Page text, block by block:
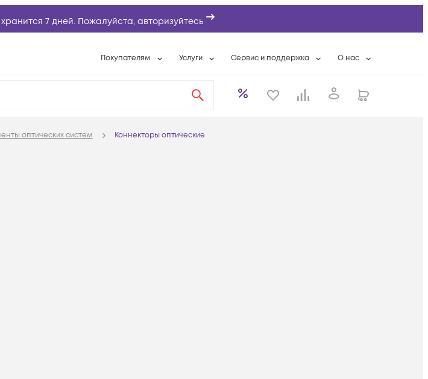
7 дней. Пожалуйста, авторизуйтесь
Покупателям
Вопросы и ответы
Услуги
Расширенная гарантия
Сервис и поддержка
Разовые выездные работы
О нас
Контактная
оптических систем Коннекторы оптические